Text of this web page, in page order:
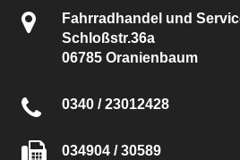
Fahrradhandel und
Schloßstr.36a
06785 Oranienbaum
0340 / 23012428
034904 / 30589